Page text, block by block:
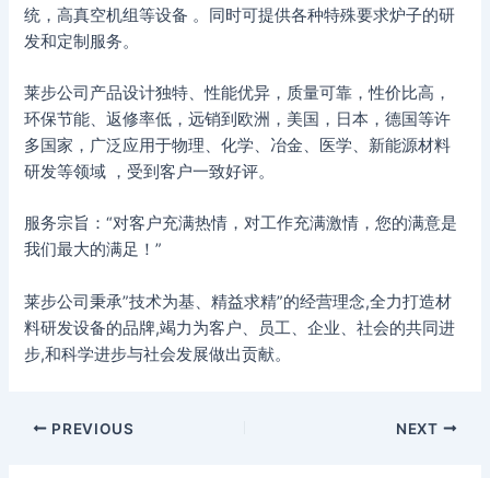
统，高真空机组等设备 。同时可提供各种特殊要求炉子的研
发和定制服务。
莱步公司产品设计独特、性能优异，质量可靠，性价比高，
环保节能、返修率低，远销到欧洲，美国，日本，德国等许
多国家，广泛应用于物理、化学、冶金、医学、新能源材料
研发等领域 ，受到客户一致好评。
服务宗旨：“对客户充满热情，对工作充满激情，您的满意是
我们最大的满足！”
莱步公司秉承”技术为基、精益求精”的经营理念,全力打造材
料研发设备的品牌,竭力为客户、员工、企业、社会的共同进
步,和科学进步与社会发展做出贡献。
PREVIOUS NEXT